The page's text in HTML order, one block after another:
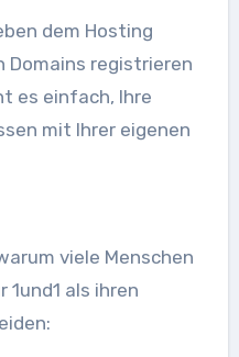
dem Hosting
Domains registrieren
es einfach, Ihre
mit Ihrer eigenen
viele Menschen
als ihren